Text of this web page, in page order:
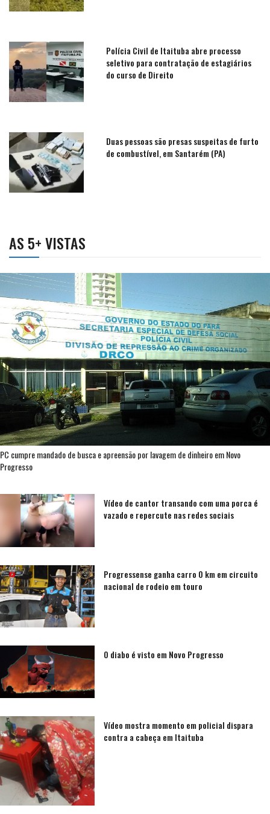
Polícia Civil de Itaituba abre processo
seletivo para contratação de estagiários
do curso de Direito
Duas pessoas são presas suspeitas de furto
de combustível, em Santarém (PA)
AS 5+ VISTAS
PC cumpre mandado de busca e apreensão por lavagem de dinheiro em Novo
Progresso
Vídeo de cantor transando com uma porca é
vazado e repercute nas redes sociais
Progressense ganha carro 0 km em circuito
nacional de rodeio em touro
O diabo é visto em Novo Progresso
Vídeo mostra momento em policial dispara
contra a cabeça em Itaituba